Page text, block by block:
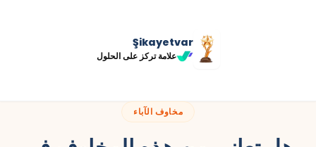
Şikayetvar
علامة تركز على الحلول
مخاوف الآباء